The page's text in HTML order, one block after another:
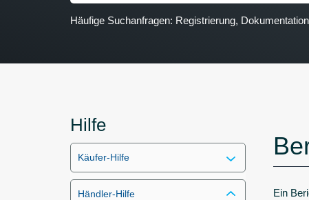
Häufige Suchanfragen: Registrierung,
Hilfe
Käufer-Hilfe
Händler-Hilfe Ein